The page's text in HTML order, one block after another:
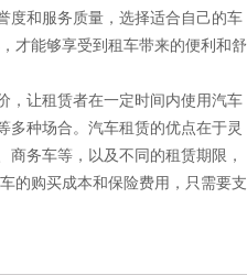
度和服务质量，选择适合自己的车
才能够享受到租车带来的便利和舒
，让租赁者在一定时间内使用汽车
多种场合。汽车租赁的优点在于灵
务车等，以及不同的租赁期限，
的购买成本和保险费用，只需要支